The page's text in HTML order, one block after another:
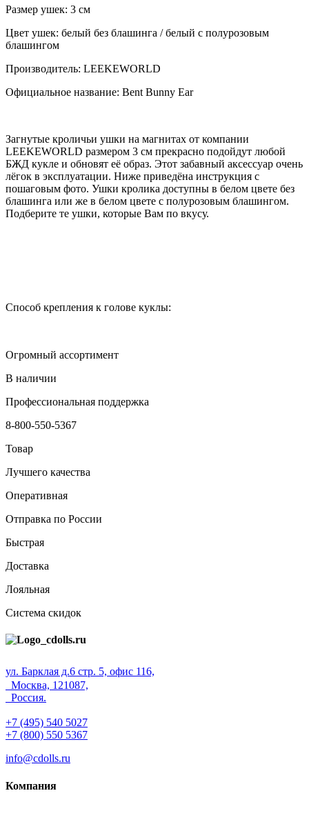
Размер ушек: 3 см
Цвет ушек: белый без блашинга /белый с полурозовым
блашингом
Производитель: LEEKEWORLD
Официальное название: Bent Bunny Ear
Загнутые кроличьи ушки на магнитах от компании
LEEKEWORLD размером 3 см прекрасно подойдут любой
БЖД кукле и обновят её образ. Этот забавный аксессуар очень
лёгок в эксплуатации. Ниже приведёна инструкция с
пошаговым фото. Ушки кролика доступны в белом цвете без
блашинга или же в белом цвете с полурозовым блашингом.
Подберите те ушки, которые Вам по вкусу.
Способ крепления к голове куклы:
Огромный ассортимент
В наличии
Профессиональная поддержка
8-800-550-5367
Товар
Лучшего качества
Оперативная
Отправка по России
Быстрая
Доставка
Лояльная
Система скидок
ул. Барклая д.6 стр. 5, офис 116,
Москва, 121087,
Россия.
+7 (495) 540 5027
+7 (800) 550 5367
info@cdolls.ru
Компания